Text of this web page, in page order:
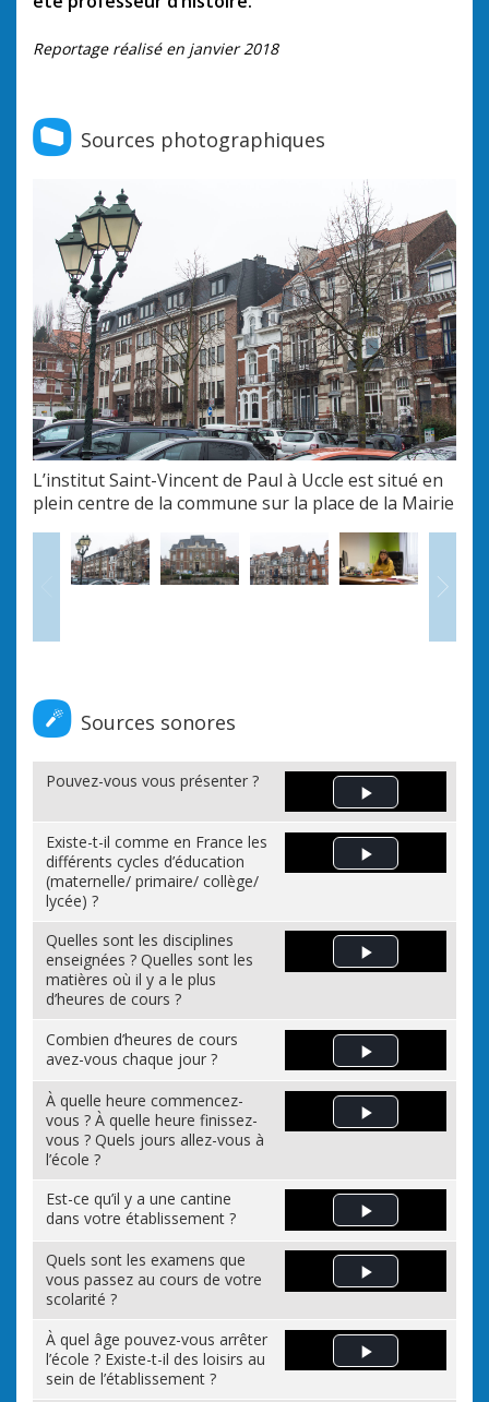
Reportage réalisé en janvier 2018
Sources photographiques
L’institut Saint-Vincent de Paul à Uccle est situé en
plein centre de la commune sur la place de la Mairie
Précédent
Sources sonores
Pouvez-vous vous présenter ?
Play Video
Existe-t-il comme en France les
différents cycles d’éducation
(maternelle/ primaire/ collège/
lycée) ?
Play Video
Quelles sont les disciplines
enseignées ? Quelles sont les
matières où il y a le plus
d’heures de cours ?
Play Video
Combien d’heures de cours
avez-vous chaque jour ?
Play Video
À quelle heure commencez-
vous ? À quelle heure finissez-
vous ? Quels jours allez-vous à
l’école ?
Play Video
Est-ce qu’il y a une cantine
dans votre établissement ?
Play Video
Quels sont les examens que
vous passez au cours de votre
scolarité ?
Play Video
À quel âge pouvez-vous arrêter
l’école ? Existe-t-il des loisirs au
sein de l’établissement ?
Play Video